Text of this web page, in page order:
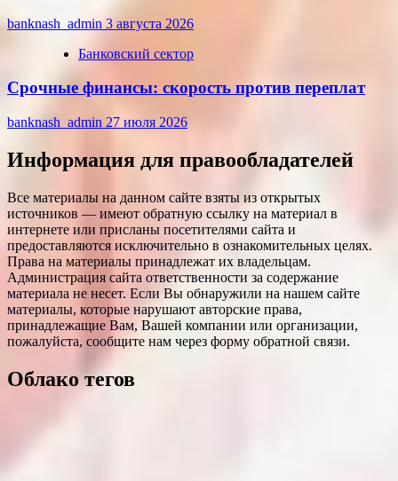
banknash_admin 3 августа 2026
Банковский сектор
Срочные финансы: скорость против переплат
banknash_admin 27 июля 2026
Информация для правообладателей
Все материалы на данном сайте взяты из открытых
источников — имеют обратную ссылку на материал в
интернете или присланы посетителями сайта и
предоставляются исключительно в ознакомительных целях.
Права на материалы принадлежат их владельцам.
Администрация сайта ответственности за содержание
материала не несет. Если Вы обнаружили на нашем сайте
материалы, которые нарушают авторские права,
принадлежащие Вам, Вашей компании или организации,
пожалуйста, сообщите нам через форму обратной связи.
Облако тегов